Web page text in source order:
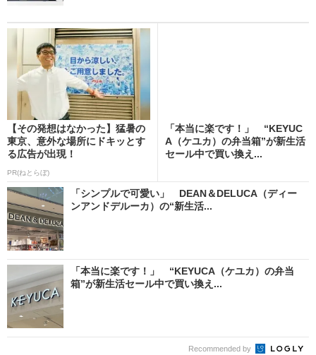
【その発想はなかった】猛暑の
東京、意外な場所にドキッとす
る広告が出現！
PR(ねとらぼ)
「本当に楽です！」 “KEYUC
A（ケユカ）の弁当箱”が新生活
セール中で買い換え...
「シンプルで可愛い」 DEAN＆DELUCA（ディー
ンアンドデルーカ）の“新生活...
「本当に楽です！」 “KEYUCA（ケユカ）の弁当
箱”が新生活セール中で買い換え...
Recommended by